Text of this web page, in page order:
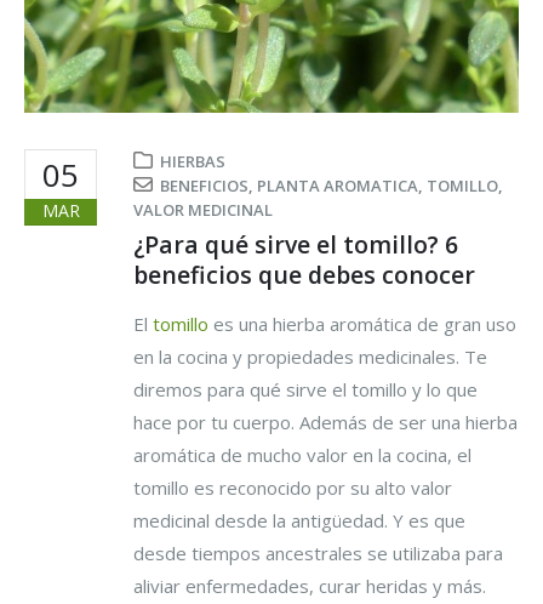
05
MAR
HIERBAS
BENEFICIOS, PLANTA AROMATICA, TOMILLO,
VALOR MEDICINAL
¿Para qué sirve el tomillo? 6
beneficios que debes conocer
El tomillo es una hierba aromática de gran uso
en la cocina y propiedades medicinales. Te
diremos para qué sirve el tomillo y lo que
hace por tu cuerpo. Además de ser una hierba
aromática de mucho valor en la cocina, el
tomillo es reconocido por su alto valor
medicinal desde la antigüedad. Y es que
desde tiempos ancestrales se utilizaba para
aliviar enfermedades, curar heridas y más.